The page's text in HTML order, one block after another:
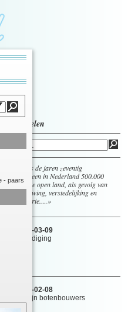
- paars
artikelen
«Sinds de jaren zeventig
verdween in Nederland 500.000
hectare open land, als gevolg van
bebouwing, verstedelijking en
industrie.…»
02-03-09
Uitnodiging
09-02-08
Wij zijn botenbouwers